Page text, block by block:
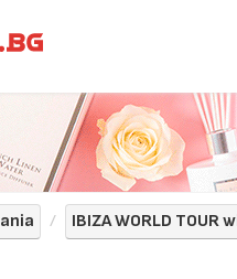
IBIZA WORLD TOUR